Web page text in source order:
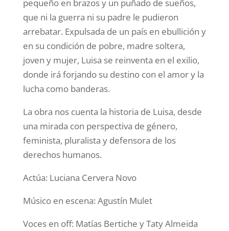
pequeño en brazos y un puñado de sueños,
que ni la guerra ni su padre le pudieron
arrebatar. Expulsada de un país en ebullición y
en su condición de pobre, madre soltera,
joven y mujer, Luisa se reinventa en el exilio,
donde irá forjando su destino con el amor y la
lucha como banderas.
La obra nos cuenta la historia de Luisa, desde
una mirada con perspectiva de género,
feminista, pluralista y defensora de los
derechos humanos.
Actúa: Luciana Cervera Novo
Músico en escena: Agustín Mulet
Voces en off: Matías Bertiche y Taty Almeida